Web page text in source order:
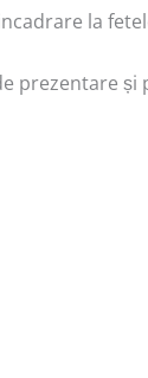
la
prezentare și